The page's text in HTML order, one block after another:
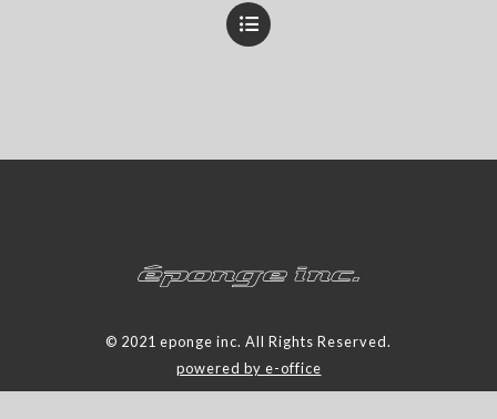
© 2021 eponge inc. All Rights Reserved.
powered by e-office